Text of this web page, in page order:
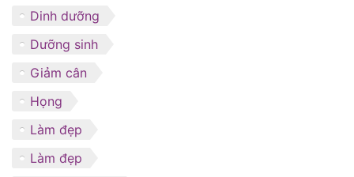
Dinh dưỡng
Dưỡng sinh
Giảm cân
Họng
Làm đẹp
Làm đẹp